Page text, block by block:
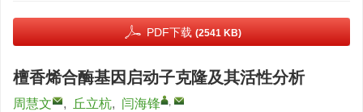
PDF下载 (2541 KB)
檀香烯合酶基因启动子克隆及其活性分析
周慧文 , 丘立杭, 闫海锋 ,